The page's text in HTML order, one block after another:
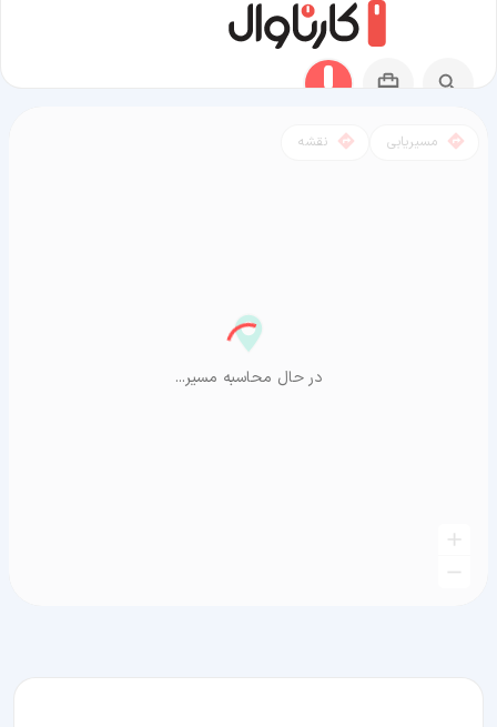
مسیریابی نقشه
در حال محاسبه مسیر...